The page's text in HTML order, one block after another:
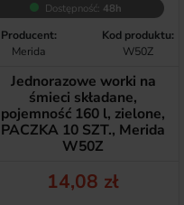
Dostępność: 48h
Producent:
Merida
Kod produktu:
W50Z
Jednorazowe worki na
śmieci składane,
pojemność 160 l, zielone,
PACZKA 10 SZT., Merida
W50Z
Cena
14,08 zł